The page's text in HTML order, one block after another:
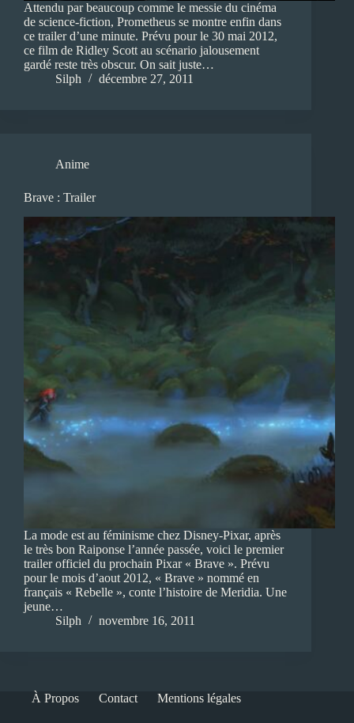
Attendu par beaucoup comme le messie du cinéma
de science-fiction, Prometheus se montre enfin dans
ce trailer d’une minute. Prévu pour le 30 mai 2012,
ce film de Ridley Scott au scénario jalousement
gardé reste très obscur. On sait juste…
Silph
décembre 27, 2011
Anime
Brave : Trailer
La mode est au féminisme chez Disney-Pixar, après
le très bon Raiponse l’année passée, voici le premier
trailer officiel du prochain Pixar « Brave ». Prévu
pour le mois d’aout 2012, « Brave » nommé en
français « Rebelle », conte l’histoire de Meridia. Une
jeune…
Silph
novembre 16, 2011
À Propos Contact Mentions légales